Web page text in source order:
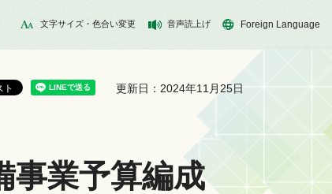
文字サイズ・色合い変更 音声読上げ Foreign Language
更新日：2024年11月25日
事業予算編成